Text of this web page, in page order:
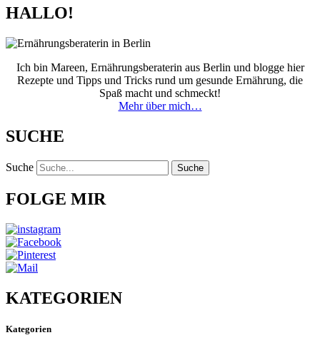
HALLO!
Ich bin Mareen, Ernährungsberaterin aus Berlin und blogge hier
Rezepte und Tipps und Tricks rund um gesunde Ernährung, die
Spaß macht und schmeckt!
Mehr über mich…
SUCHE
Suche Suche
FOLGE MIR
KATEGORIEN
Kategorien